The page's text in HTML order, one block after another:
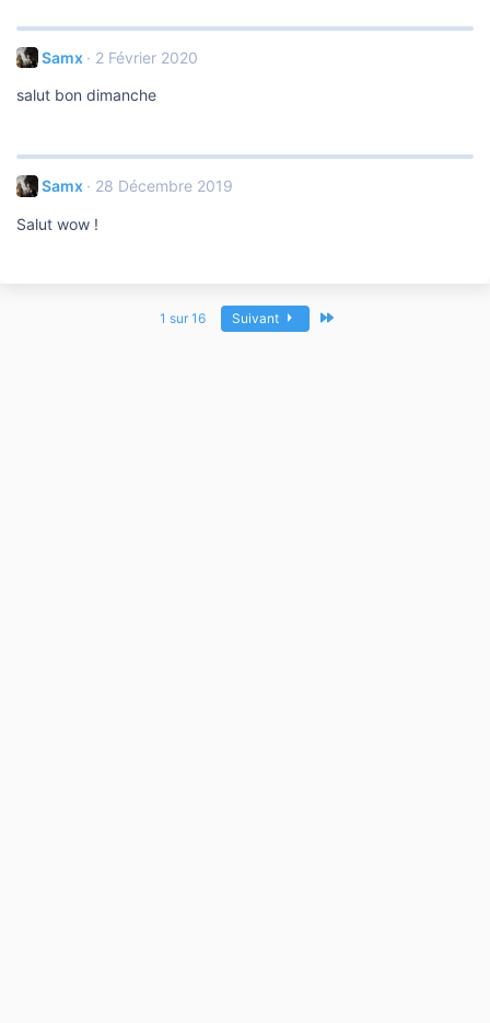
Samx 2 Février 2020
salut bon dimanche
Samx 28 Décembre 2019
Salut wow !
1 sur 16 Suivant